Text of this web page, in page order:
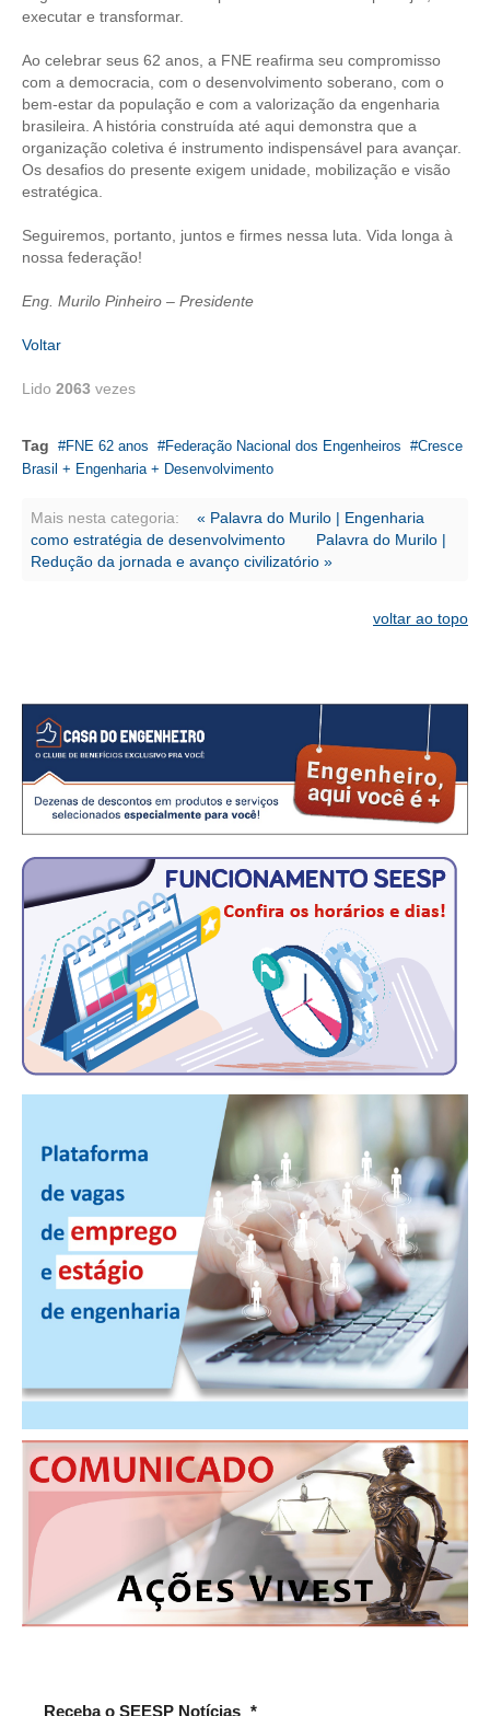
CURSOS
ENGENHEIRO EMPREENDEDOR
SEESP EDUCAÇÃO
BENEFÍCIOS
APOSENTADORIA
SEESPPREV
CAMPANHAS SALARIAIS
CONTEÚDO ESPECIAL
JORNAL DO ENGENHEIRO
AGENDA
NOTÍCIAS NO WHATSAPP
FOTOS
PUBLICAÇÕES
PUBLICIDADE
MANUAL DE REDAÇÃO
CONTATO
CADASTRO
ASSOCIE-SE
ATUALIZAÇÃO CADASTRAL
executar e transformar.
Ao celebrar seus 62 anos, a FNE reafirma seu compromisso
com a democracia, com o desenvolvimento soberano, com o
bem-estar da população e com a valorização da engenharia
brasileira. A história construída até aqui demonstra que a
organização coletiva é instrumento indispensável para avançar.
Os desafios do presente exigem unidade, mobilização e visão
estratégica.
Seguiremos, portanto, juntos e firmes nessa luta. Vida longa à
nossa federação!
Eng. Murilo Pinheiro – Presidente
Voltar
Lido 2063 vezes
Tag FNE 62 anos Federação Nacional dos Engenheiros
Cresce
Brasil + Engenharia + Desenvolvimento
Mais nesta categoria:
« Palavra do Murilo | Engenharia
como estratégia de desenvolvimento
Palavra do Murilo |
Redução da jornada e avanço civilizatório »
voltar ao topo
Receba o SEESP Notícias *